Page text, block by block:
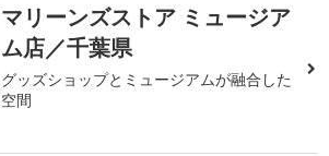
マリーンズストア ミュージア
ム店／千葉県
グッズショップとミュージアムが融合した
空間